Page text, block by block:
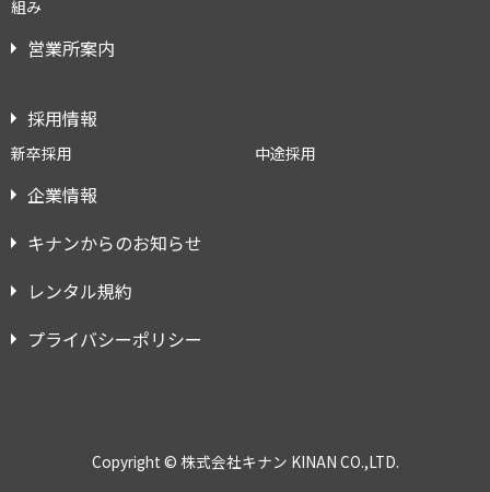
組み
営業所案内
採用情報
新卒採用 中途採用
企業情報
キナンからのお知らせ
レンタル規約
プライバシーポリシー
Copyright © 株式会社キナン KINAN CO.,LTD.